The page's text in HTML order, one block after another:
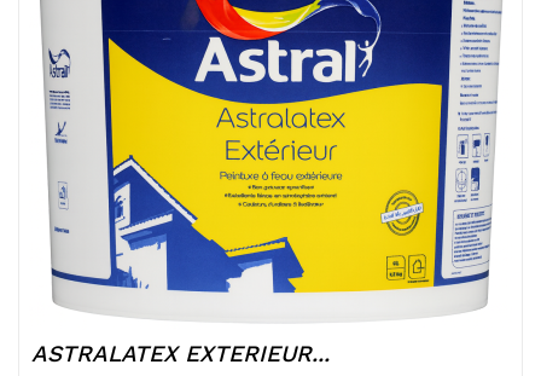
ASTRALATEX EXTERIEUR...